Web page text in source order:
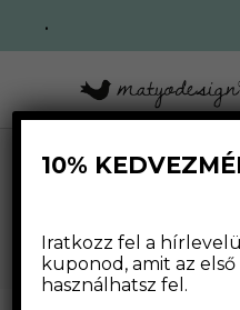
.
10%
Iratkozz fel a
kuponod, amit az
használhatsz fel.